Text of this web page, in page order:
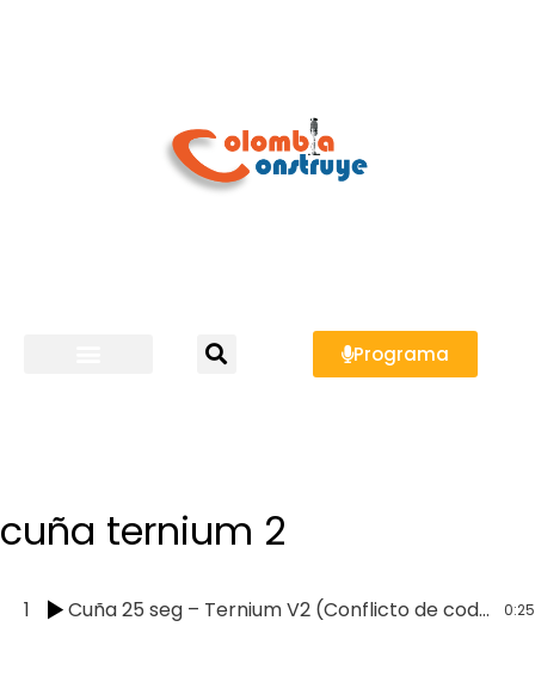
Programa
cuña ternium 2
1 Cuña 25 seg – Ternium V2 (Conflicto de codificación Unicode) 0:25